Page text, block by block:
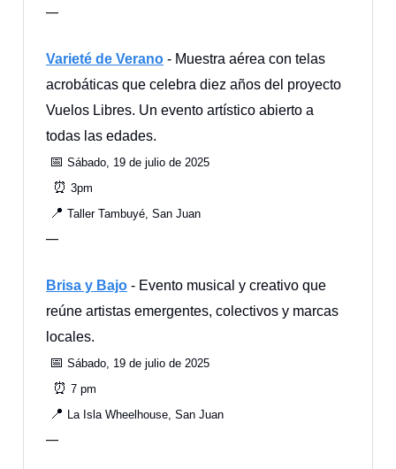
—
Varieté de Verano - Muestra aérea con telas
acrobáticas que celebra diez años del proyecto
Vuelos Libres. Un evento artístico abierto a
todas las edades.
📅 Sábado, 19 de julio de 2025
⏰ 3pm
📍 Taller Tambuyé, San Juan
—
Brisa y Bajo - Evento musical y creativo que
reúne artistas emergentes, colectivos y marcas
locales.
📅 Sábado, 19 de julio de 2025
⏰ 7 pm
📍 La Isla Wheelhouse, San Juan
—